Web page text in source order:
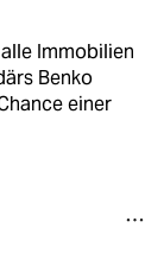
Immobilien
Benko
einer